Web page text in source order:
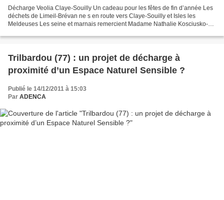
Décharge Veolia Claye-Souilly Un cadeau pour les fêtes de fin d’année Les
déchets de Limeil-Brévan ne s en route vers Claye-Souilly et Isles les
Meldeuses Les seine et marnais remercient Madame Nathalie Kosciusko-
Trilbardou (77) : un projet de décharge à
proximité d’un Espace Naturel Sensible ?
Publié le 14/12/2011 à 15:03
Par ADENCA